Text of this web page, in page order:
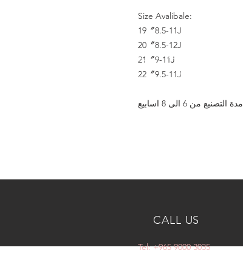
Size Avalibale:
19〞8.5-11J
20〞8.5-12J
21〞9-11J
22〞9.5-11J
مدة التصنيع من 6 الى 8 اسابيع
CALL US
Tel: +965 9000 3035